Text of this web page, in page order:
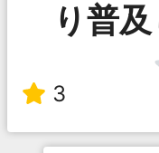
り普
3